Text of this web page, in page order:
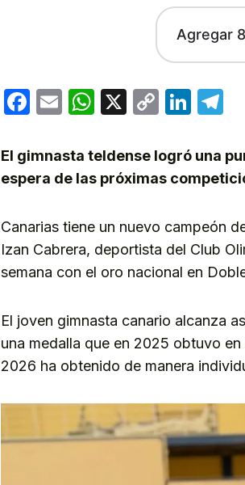
Agregar
Facebook
EmailWhatsApp
X
Copy
El gimnasta teldense logró una
espera de las próximas
Canarias tiene un nuevo campeón
Izan Cabrera, deportista del Club
semana con el oro nacional en
El joven gimnasta canario alcanza
una medalla que en 2025 obtuvo
2026 ha obtenido de manera